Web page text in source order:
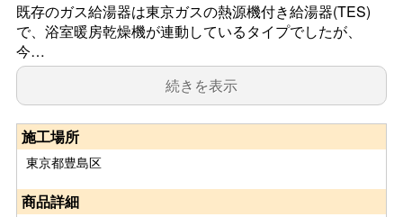
既存のガス給湯器は東京ガスの熱源機付き給湯器(TES)
で、浴室暖房乾燥機が連動しているタイプでしたが、
今…
続きを表示
施工場所
東京都豊島区
商品詳細